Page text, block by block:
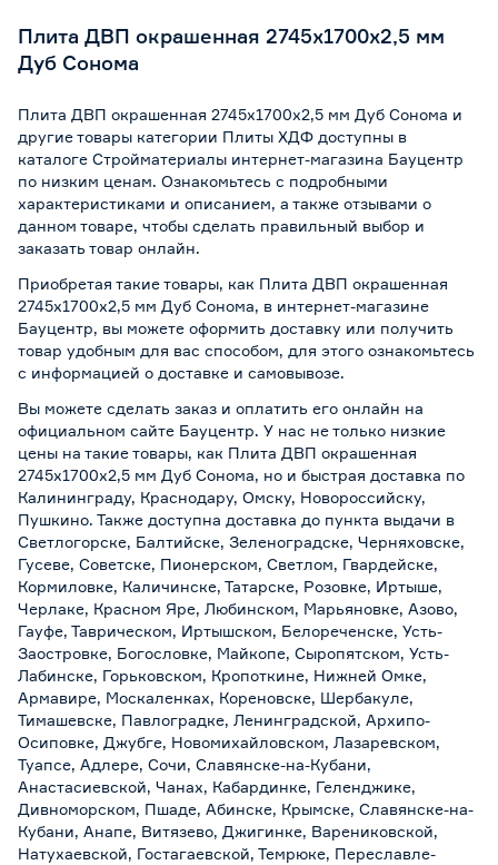
Плита ДВП окрашенная 2745х1700х2,5 мм
Дуб Сонома
Плита ДВП окрашенная 2745х1700х2,5 мм Дуб Сонома и
другие товары категории Плиты ХДФ доступны в
каталоге Стройматериалы интернет-магазина Бауцентр
по низким ценам. Ознакомьтесь с подробными
характеристиками и описанием, а также отзывами о
данном товаре, чтобы сделать правильный выбор и
заказать товар онлайн.
Приобретая такие товары, как Плита ДВП окрашенная
2745х1700х2,5 мм Дуб Сонома, в интернет-магазине
Бауцентр, вы можете оформить доставку или получить
товар удобным для вас способом, для этого ознакомьтесь
с информацией о доставке и самовывозе.
Вы можете сделать заказ и оплатить его онлайн на
официальном сайте Бауцентр. У нас не только низкие
цены на такие товары, как Плита ДВП окрашенная
2745х1700х2,5 мм Дуб Сонома, но и быстрая доставка по
Калининграду, Краснодару, Омску, Новороссийску,
Пушкино. Также доступна доставка до пункта выдачи в
Светлогорске, Балтийске, Зеленоградске, Черняховске,
Гусеве, Советске, Пионерском, Светлом, Гвардейске,
Кормиловке, Каличинске, Татарске, Розовке, Иртыше,
Черлаке, Красном Яре, Любинском, Марьяновке, Азово,
Гауфе, Таврическом, Иртышском, Белореченске, Усть-
Заостровке, Богословке, Майкопе, Сыропятском, Усть-
Лабинске, Горьковском, Кропоткине, Нижней Омке,
Армавире, Москаленках, Кореновске, Шербакуле,
Тимашевске, Павлоградке, Ленинградской, Архипо-
Осиповке, Джубге, Новомихайловском, Лазаревском,
Туапсе, Адлере, Сочи, Славянске-на-Кубани,
Анастасиевской, Чанах, Кабардинке, Геленджике,
Дивноморском, Пшаде, Абинске, Крымске, Славянске-на-
Кубани, Анапе, Витязево, Джигинке, Варениковской,
Натухаевской, Гостагаевской, Темрюке, Переславле-